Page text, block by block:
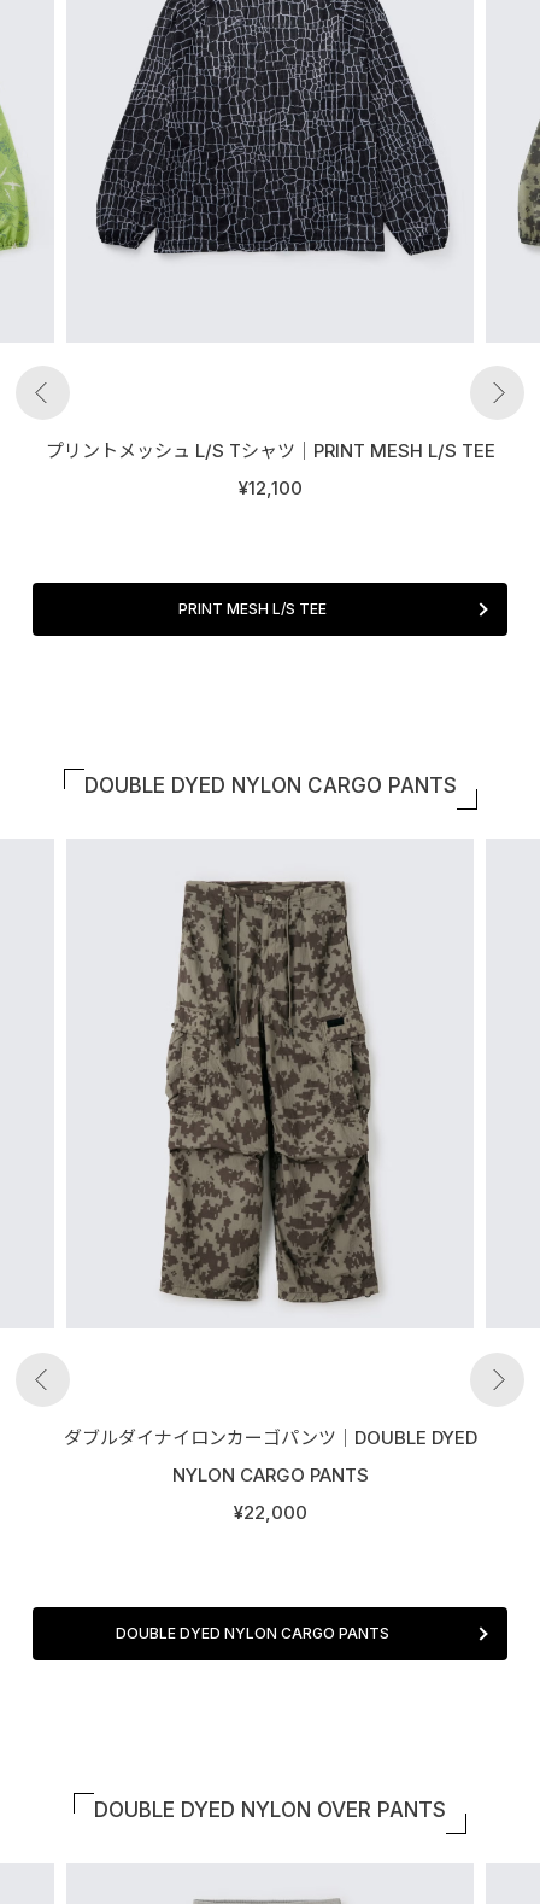
プリントメッシュ L/S Tシャツ│PRINT MESH L/S TEE
¥12,100
PRINT MESH L/S TEE
DOUBLE DYED NYLON CARGO PANTS
ダブルダイナイロンカーゴパンツ│DOUBLE DYED
NYLON CARGO PANTS
¥22,000
DOUBLE DYED NYLON CARGO PANTS
DOUBLE DYED NYLON OVER PANTS